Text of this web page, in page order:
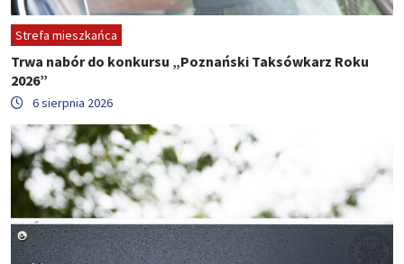
Strefa mieszkańca
Trwa nabór do konkursu „Poznański Taksówkarz Roku
2026”
6 sierpnia 2026